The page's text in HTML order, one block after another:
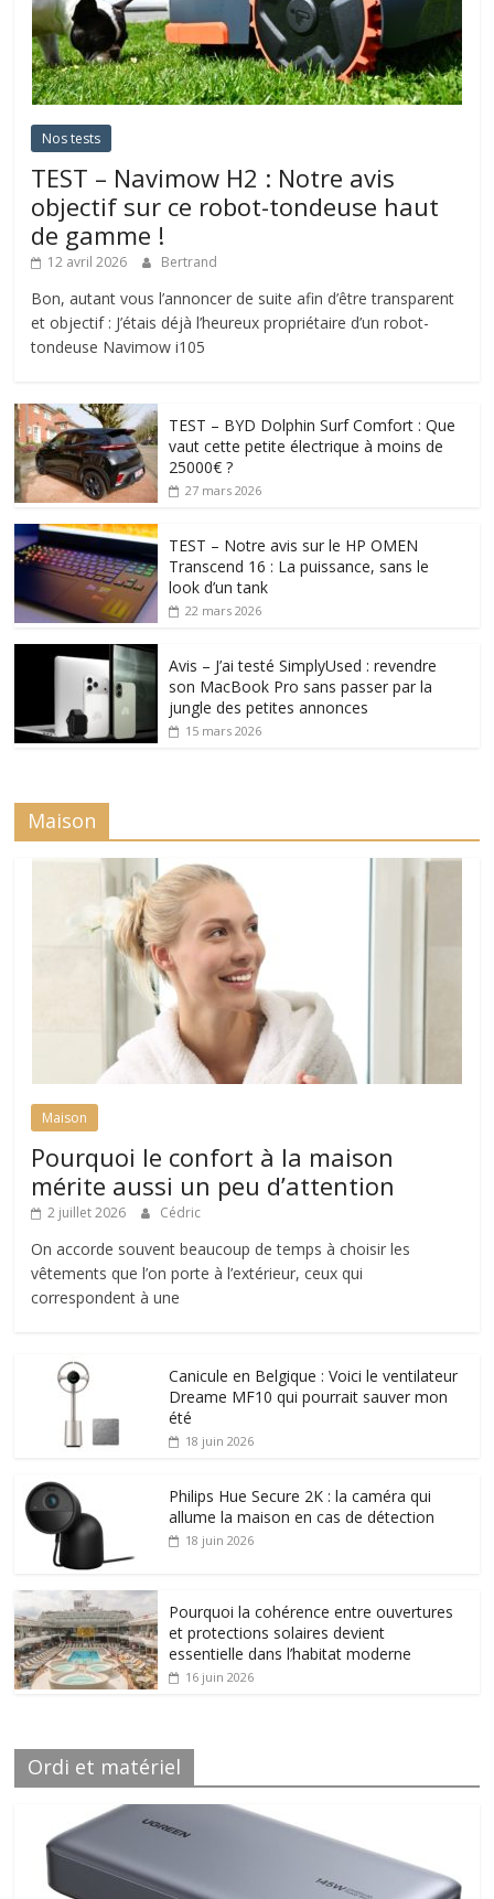
Nos tests
TEST – Navimow H2 : Notre avis
objectif sur ce robot-tondeuse haut
de gamme !
12 avril 2026 Bertrand
Bon, autant vous l’annoncer de suite afin d’être transparent
et objectif : J’étais déjà l’heureux propriétaire d’un robot-
tondeuse Navimow i105
TEST – BYD Dolphin Surf Comfort : Que
vaut cette petite électrique à moins de
25000€ ?
27 mars 2026
TEST – Notre avis sur le HP OMEN
Transcend 16 : La puissance, sans le
look d’un tank
22 mars 2026
Avis – J’ai testé SimplyUsed : revendre
son MacBook Pro sans passer par la
jungle des petites annonces
15 mars 2026
Maison
Maison
Pourquoi le confort à la maison
mérite aussi un peu d’attention
2 juillet 2026 Cédric
On accorde souvent beaucoup de temps à choisir les
vêtements que l’on porte à l’extérieur, ceux qui
correspondent à une
Canicule en Belgique : Voici le ventilateur
Dreame MF10 qui pourrait sauver mon
été
18 juin 2026
Philips Hue Secure 2K : la caméra qui
allume la maison en cas de détection
18 juin 2026
Pourquoi la cohérence entre ouvertures
et protections solaires devient
essentielle dans l’habitat moderne
16 juin 2026
Ordi et matériel